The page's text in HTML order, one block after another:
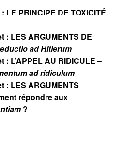
LE PRINCIPE DE TOXICITÉ
: LES ARGUMENTS DE
ad Hitlerum
: L’APPEL AU RIDICULE –
ad ridiculum
: LES ARGUMENTS
répondre aux
?